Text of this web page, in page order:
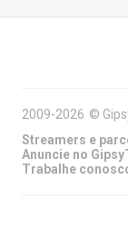
2009-2026 ©
Streamers e
Anuncie no
Trabalhe